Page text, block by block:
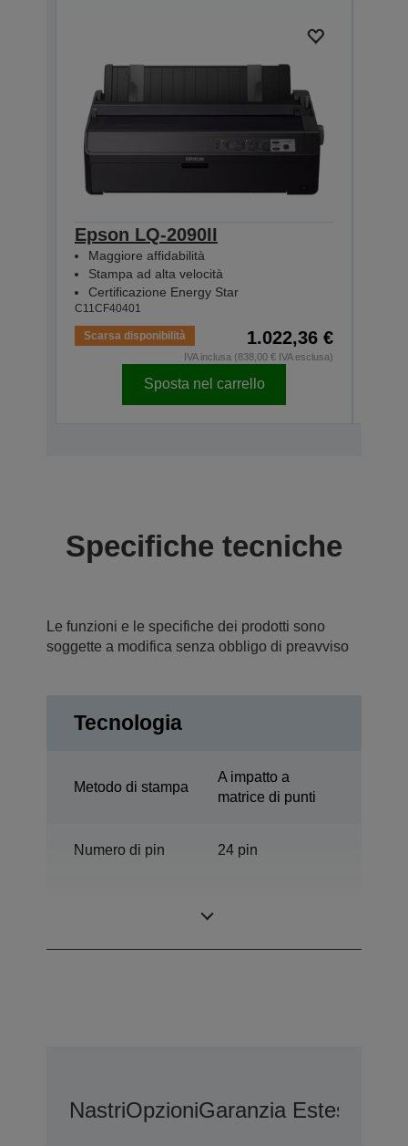
Epson LQ-2090II
Maggiore affidabilità
Stampa ad alta velocità
Certificazione Energy Star
C11CF40401
Scarsa disponibilità 1.022,36 €
IVA inclusa (838,00 € IVA esclusa)
Sposta nel carrello
Specifiche tecniche
Le funzioni e le specifiche dei prodotti sono
soggette a modifica senza obbligo di preavviso
Tecnologia
Metodo di stampa
A impatto a
matrice di punti
Numero di pin 24 pin
NastriOpzioniGaranzia Estesa